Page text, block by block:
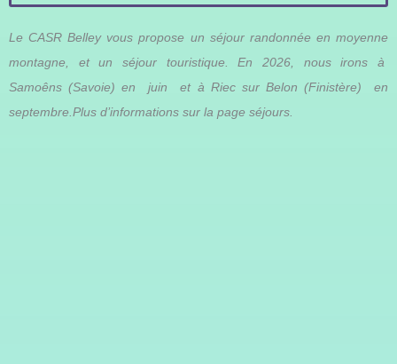
Le CASR Belley vous propose un séjour randonnée en moyenne
montagne, et un séjour touristique. En 2026, nous irons à
Samoêns (Savoie) en juin et à Riec sur Belon (Finistère) en
septembre.Plus d’informations sur la page séjours.